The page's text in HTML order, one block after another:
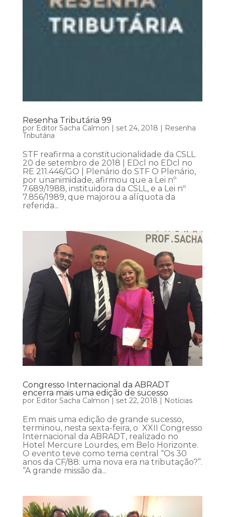
Resenha Tributária 99
por Editor Sacha Calmon | set 24, 2018 | Resenha
Tributária
STF reafirma a constitucionalidade da CSLL
20 de setembro de 2018 | EDcl no EDcl no
RE 211.446/GO | Plenário do STF O Plenário,
por unanimidade, afirmou que a Lei nº
7.689/1988, instituidora da CSLL, e a Lei nº
7.856/1989, que majorou a alíquota da
referida...
Congresso Internacional da ABRADT
encerra mais uma edição de sucesso
por Editor Sacha Calmon | set 22, 2018 | Notícias
Em mais uma edição de grande sucesso,
terminou, nesta sexta-feira, o XXII Congresso
Internacional da ABRADT, realizado no
Hotel Mercure Lourdes, em Belo Horizonte.
O evento teve como tema central “Os 30
anos da CF/88: uma nova era na tributação?”.
“A grande missão da...